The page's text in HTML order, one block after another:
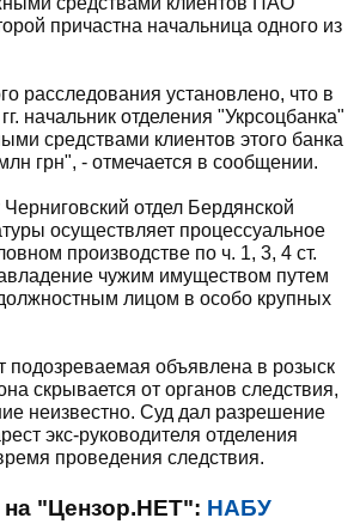
причастна начальница одного из
расследования установлено, что в
начальник отделения "Укрсоцбанка"
средствами клиентов этого банка
грн", - отмечается в сообщении.
отдел Бердянской
осуществляет процессуальное
производстве по ч. 1, 3, 4 ст.
чужим имуществом путем
лицом в особо крупных
объявлена в розыск
скрывается от органов следствия,
неизвестно. Суд дал разрешение
экс-руководителя отделения
проведения следствия.
на "Цензор.НЕТ": НАБУ